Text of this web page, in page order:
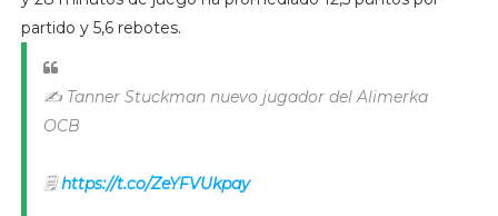
partido y 5,6 rebotes.
✍️ Tanner Stuckman nuevo jugador del Alimerka
OCB
🗒️https://t.co/ZeYFVUkpay